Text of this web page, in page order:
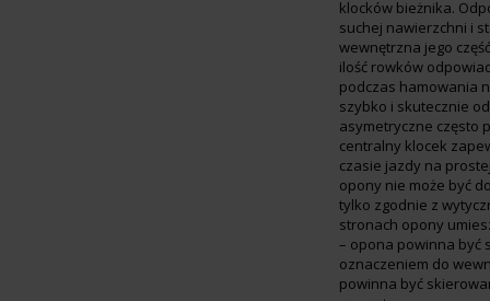
klocków bieżnika.
suchej nawierzchni i
wewnętrzna jego
ilość rowków
podczas hamowania
szybko i skutecznie
asymetryczne często
centralny klocek
czasie jazdy na
opony nie może być
tylko zgodnie z
stronach opony
– opona powinna być
oznaczeniem do
powinna być